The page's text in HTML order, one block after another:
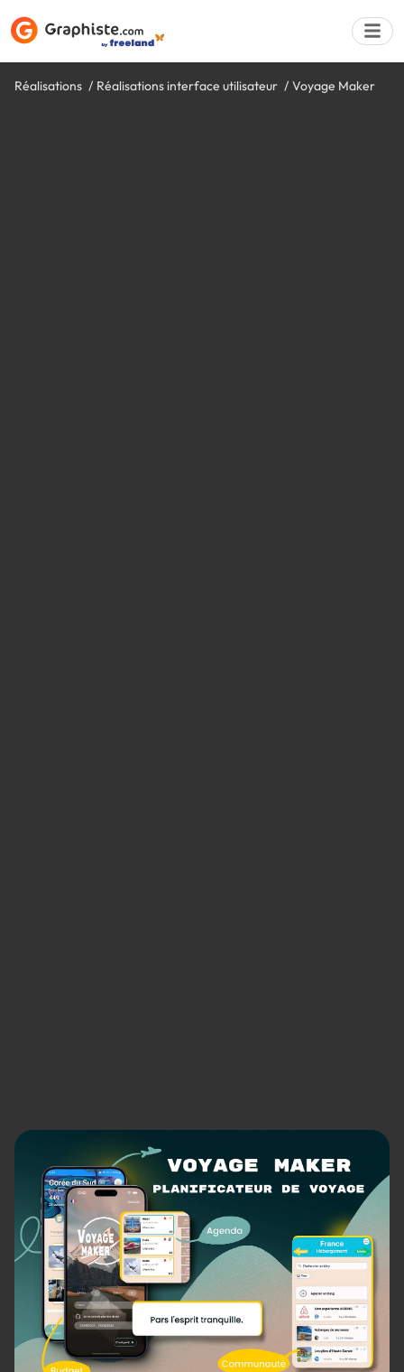
Réalisations Réalisations interface utilisateur Voyage Maker